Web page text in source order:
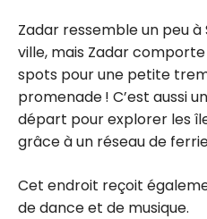
Zadar ressemble un peu
ville, mais Zadar
spots pour une petite
promenade ! C’est aussi
départ pour explorer les
grâce à un réseau de
Cet endroit reçoit
de dance et de musique.